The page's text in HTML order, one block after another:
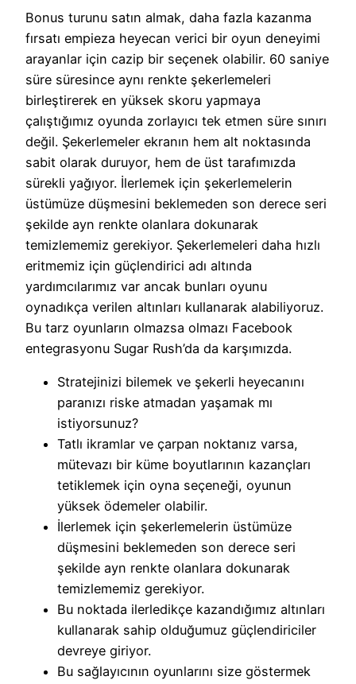
Bonus turunu satın almak, daha fazla kazanma
fırsatı empieza heyecan verici bir oyun deneyimi
arayanlar için cazip bir seçenek olabilir. 60 saniye
süre süresince aynı renkte şekerlemeleri
birleştirerek en yüksek skoru yapmaya
çalıştığımız oyunda zorlayıcı tek etmen süre sınırı
değil. Şekerlemeler ekranın hem alt noktasında
sabit olarak duruyor, hem de üst tarafımızda
sürekli yağıyor. İlerlemek için şekerlemelerin
üstümüze düşmesini beklemeden son derece seri
şekilde ayn renkte olanlara dokunarak
temizlememiz gerekiyor. Şekerlemeleri daha hızlı
eritmemiz için güçlendirici adı altında
yardımcılarımız var ancak bunları oyunu
oynadıkça verilen altınları kullanarak alabiliyoruz.
Bu tarz oyunların olmazsa olmazı Facebook
entegrasyonu Sugar Rush’da da karşımızda.
Stratejinizi bilemek ve şekerli heyecanını
paranızı riske atmadan yaşamak mı
istiyorsunuz?
Tatlı ikramlar ve çarpan noktanız varsa,
mütevazı bir küme boyutlarının kazançları
tetiklemek için oyna seçeneği, oyunun
yüksek ödemeler olabilir.
İlerlemek için şekerlemelerin üstümüze
düşmesini beklemeden son derece seri
şekilde ayn renkte olanlara dokunarak
temizlememiz gerekiyor.
Bu noktada ilerledikçe kazandığımız altınları
kullanarak sahip olduğumuz güçlendiriciler
devreye giriyor.
Bu sağlayıcının oyunlarını size göstermek